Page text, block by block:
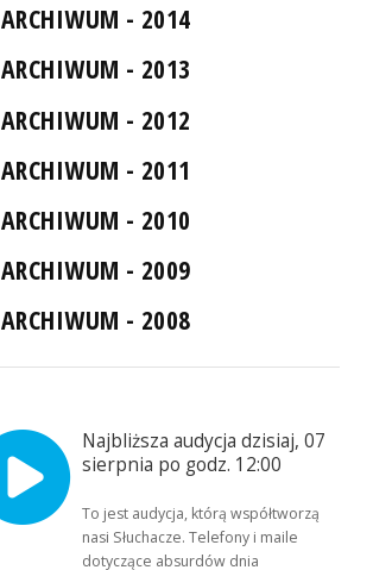
ARCHIWUM - 2014
ARCHIWUM - 2013
ARCHIWUM - 2012
ARCHIWUM - 2011
ARCHIWUM - 2010
ARCHIWUM - 2009
ARCHIWUM - 2008
Najbliższa audycja dzisiaj, 07
sierpnia po godz. 12:00
To jest audycja, którą współtworzą
nasi Słuchacze. Telefony i maile
dotyczące absurdów dnia